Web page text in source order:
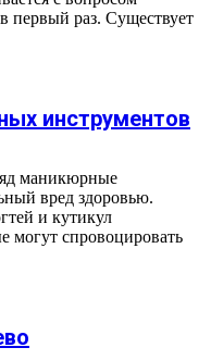
первый раз. Существует
инструментов
маникюрные
вред здоровью.
и кутикул
могут спровоцировать